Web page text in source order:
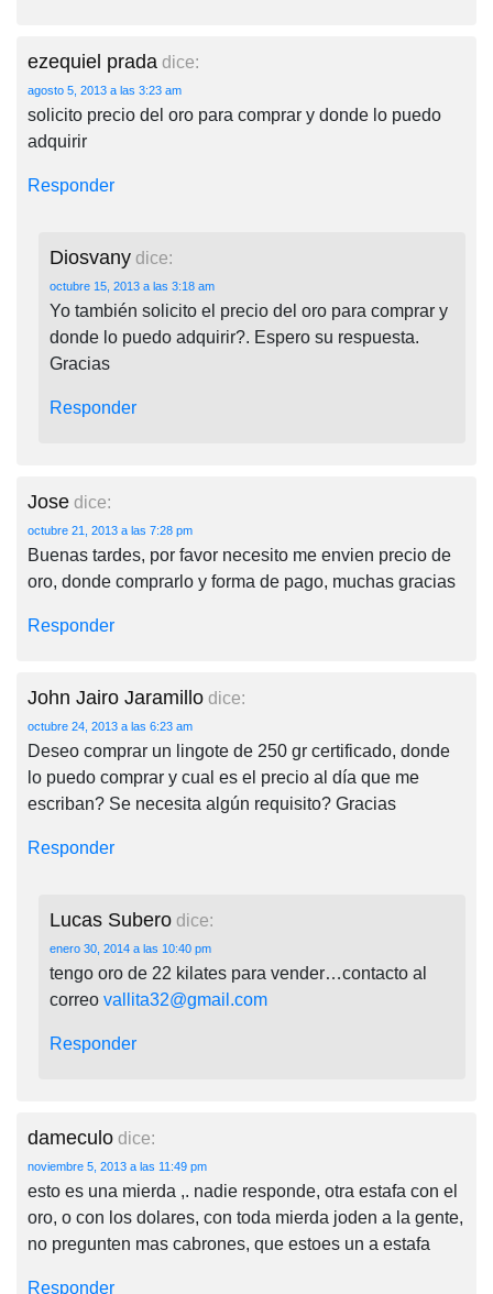
ezequiel prada dice:
agosto 5, 2013 a las 3:23 am
solicito precio del oro para comprar y donde lo puedo
adquirir
Responder
Diosvany dice:
octubre 15, 2013 a las 3:18 am
Yo también solicito el precio del oro para comprar y
donde lo puedo adquirir?. Espero su respuesta.
Gracias
Responder
Jose dice:
octubre 21, 2013 a las 7:28 pm
Buenas tardes, por favor necesito me envien precio de
oro, donde comprarlo y forma de pago, muchas gracias
Responder
John Jairo Jaramillo dice:
octubre 24, 2013 a las 6:23 am
Deseo comprar un lingote de 250 gr certificado, donde
lo puedo comprar y cual es el precio al día que me
escriban? Se necesita algún requisito? Gracias
Responder
Lucas Subero dice:
enero 30, 2014 a las 10:40 pm
tengo oro de 22 kilates para vender…contacto al
correo vallita32@gmail.com
Responder
dameculo dice:
noviembre 5, 2013 a las 11:49 pm
esto es una mierda ,. nadie responde, otra estafa con el
oro, o con los dolares, con toda mierda joden a la gente,
no pregunten mas cabrones, que estoes un a estafa
Responder